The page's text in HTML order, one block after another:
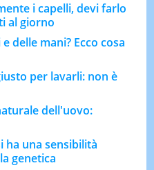
i capelli, devi farlo
al giorno
delle mani? Ecco cosa
per lavarli: non è
dell'uovo:
ha una sensibilità
genetica